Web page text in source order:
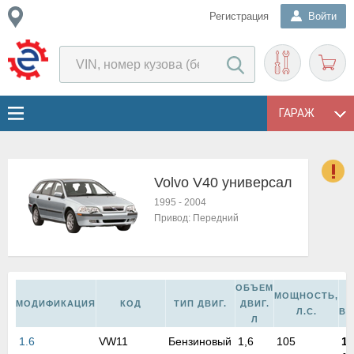
Регистрация Войти
ГАРАЖ
Volvo V40 универсал
1995 - 2004
Привод: Передний
МОДИФИКАЦИЯ КОД ТИП ДВИГ.
ОБЪЕМ
ДВИГ.
Л
МОЩНОСТЬ,
Л.С.
1.6 VW11 Бензиновый 1,6 105